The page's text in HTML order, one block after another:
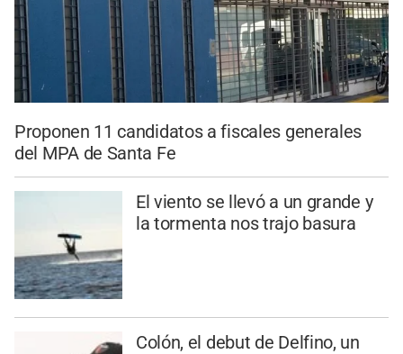
Proponen 11 candidatos a fiscales generales
del MPA de Santa Fe
El viento se llevó a un grande y
la tormenta nos trajo basura
Colón, el debut de Delfino, un